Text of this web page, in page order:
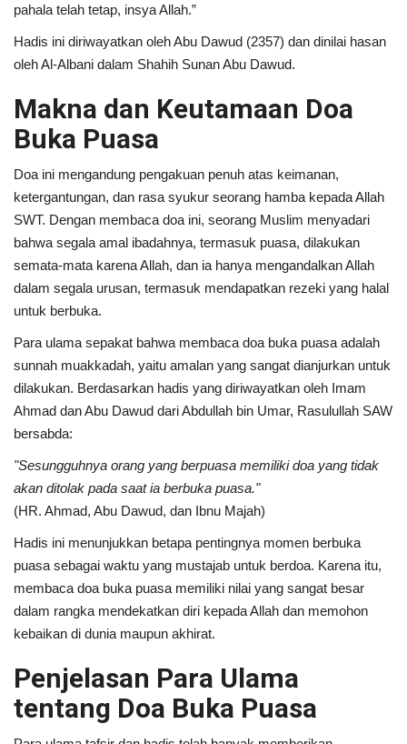
pahala telah tetap, insya Allah.”
Hadis ini diriwayatkan oleh Abu Dawud (2357) dan dinilai hasan
oleh Al-Albani dalam Shahih Sunan Abu Dawud.
Makna dan Keutamaan Doa
Buka Puasa
Doa ini mengandung pengakuan penuh atas keimanan,
ketergantungan, dan rasa syukur seorang hamba kepada Allah
SWT. Dengan membaca doa ini, seorang Muslim menyadari
bahwa segala amal ibadahnya, termasuk puasa, dilakukan
semata-mata karena Allah, dan ia hanya mengandalkan Allah
dalam segala urusan, termasuk mendapatkan rezeki yang halal
untuk berbuka.
Para ulama sepakat bahwa membaca doa buka puasa adalah
sunnah muakkadah, yaitu amalan yang sangat dianjurkan untuk
dilakukan. Berdasarkan hadis yang diriwayatkan oleh Imam
Ahmad dan Abu Dawud dari Abdullah bin Umar, Rasulullah SAW
bersabda:
"Sesungguhnya orang yang berpuasa memiliki doa yang tidak
akan ditolak pada saat ia berbuka puasa."
(HR. Ahmad, Abu Dawud, dan Ibnu Majah)
Hadis ini menunjukkan betapa pentingnya momen berbuka
puasa sebagai waktu yang mustajab untuk berdoa. Karena itu,
membaca doa buka puasa memiliki nilai yang sangat besar
dalam rangka mendekatkan diri kepada Allah dan memohon
kebaikan di dunia maupun akhirat.
Penjelasan Para Ulama
tentang Doa Buka Puasa